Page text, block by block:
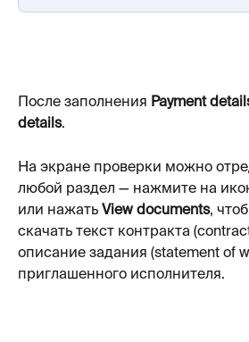
После заполнения Payment
details.
На экране проверки можно
любой раздел — нажмите на
или нажать View documents,
скачать текст контракта
описание задания (statement of
приглашенного исполнителя.